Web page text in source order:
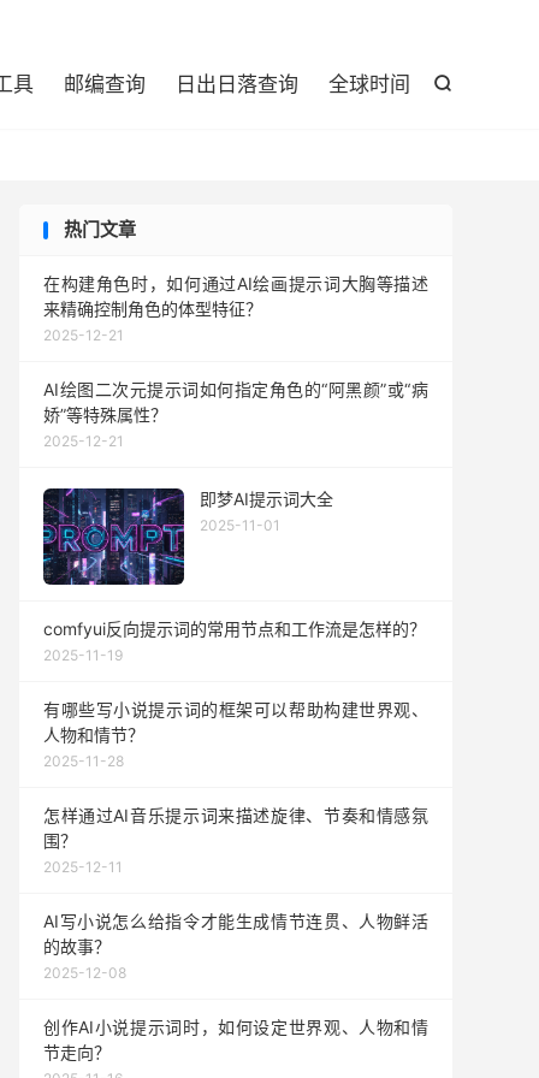

具 邮编查询 日出日落查询 全球时间
热门文章
在构建角色时，如何通过AI绘画提示词大胸等描述
来精确控制角色的体型特征？
2025-12-21
AI绘图二次元提示词如何指定角色的“阿黑颜”或“病
娇”等特殊属性？
2025-12-21
即梦AI提示词大全
2025-11-01
comfyui反向提示词的常用节点和工作流是怎样的？
2025-11-19
有哪些写小说提示词的框架可以帮助构建世界观、
人物和情节？
2025-11-28
怎样通过AI音乐提示词来描述旋律、节奏和情感氛
围？
2025-12-11
AI写小说怎么给指令才能生成情节连贯、人物鲜活
的故事？
2025-12-08
创作AI小说提示词时，如何设定世界观、人物和情
节走向？